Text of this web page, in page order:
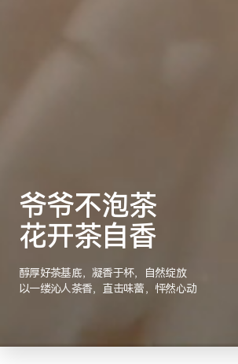
爷爷不泡茶
花开茶自香
醇厚好茶基底，凝香于杯，自然绽放
以一缕沁人茶香，直击味蕾，怦然心动